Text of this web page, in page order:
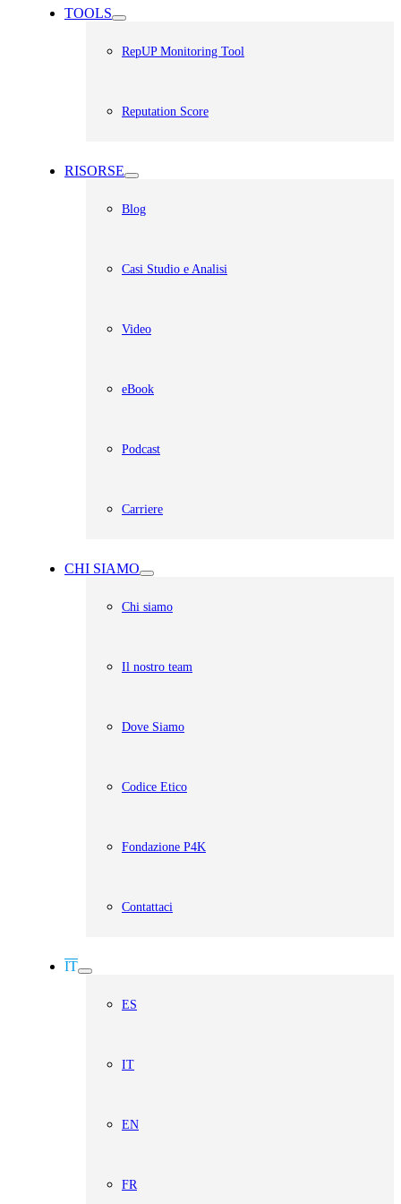
TOOLS
RepUP Monitoring Tool
Reputation Score
RISORSE
Blog
Casi Studio e Analisi
Video
eBook
Podcast
Carriere
CHI SIAMO
Chi siamo
Il nostro team
Dove Siamo
Codice Etico
Fondazione P4K
Contattaci
IT
ES
IT
EN
FR